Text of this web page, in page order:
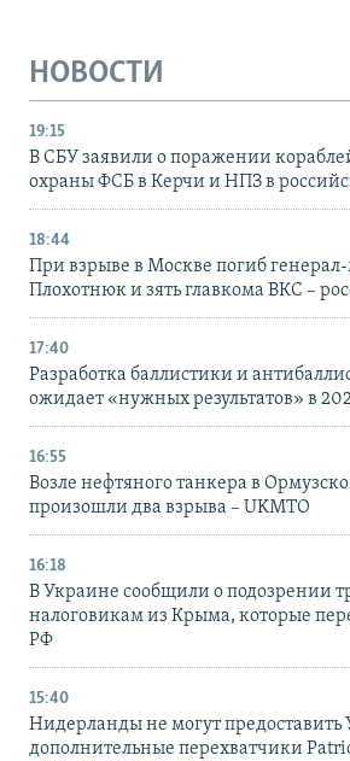
НОВОСТИ
19:15
В СБУ заявили о поражении
охраны ФСБ в Керчи и НПЗ в
18:44
При взрыве в Москве погиб
Плохотнюк и зять главкома ВКС –
17:40
Разработка баллистики и
ожидает «нужных результатов» в
16:55
Возле нефтяного танкера в
произошли два взрыва – UKMTO
16:18
В Украине сообщили о подозрении
налоговикам из Крыма, которые
РФ
15:40
Нидерланды не могут предоставить
дополнительные перехватчики